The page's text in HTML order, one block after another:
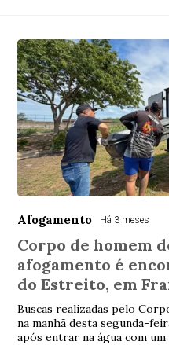
Afogamento Há 3 meses
Corpo de homem
afogamento é
do Estreito, em
Buscas realizadas pelo
na manhã desta segunda-
após entrar na água com